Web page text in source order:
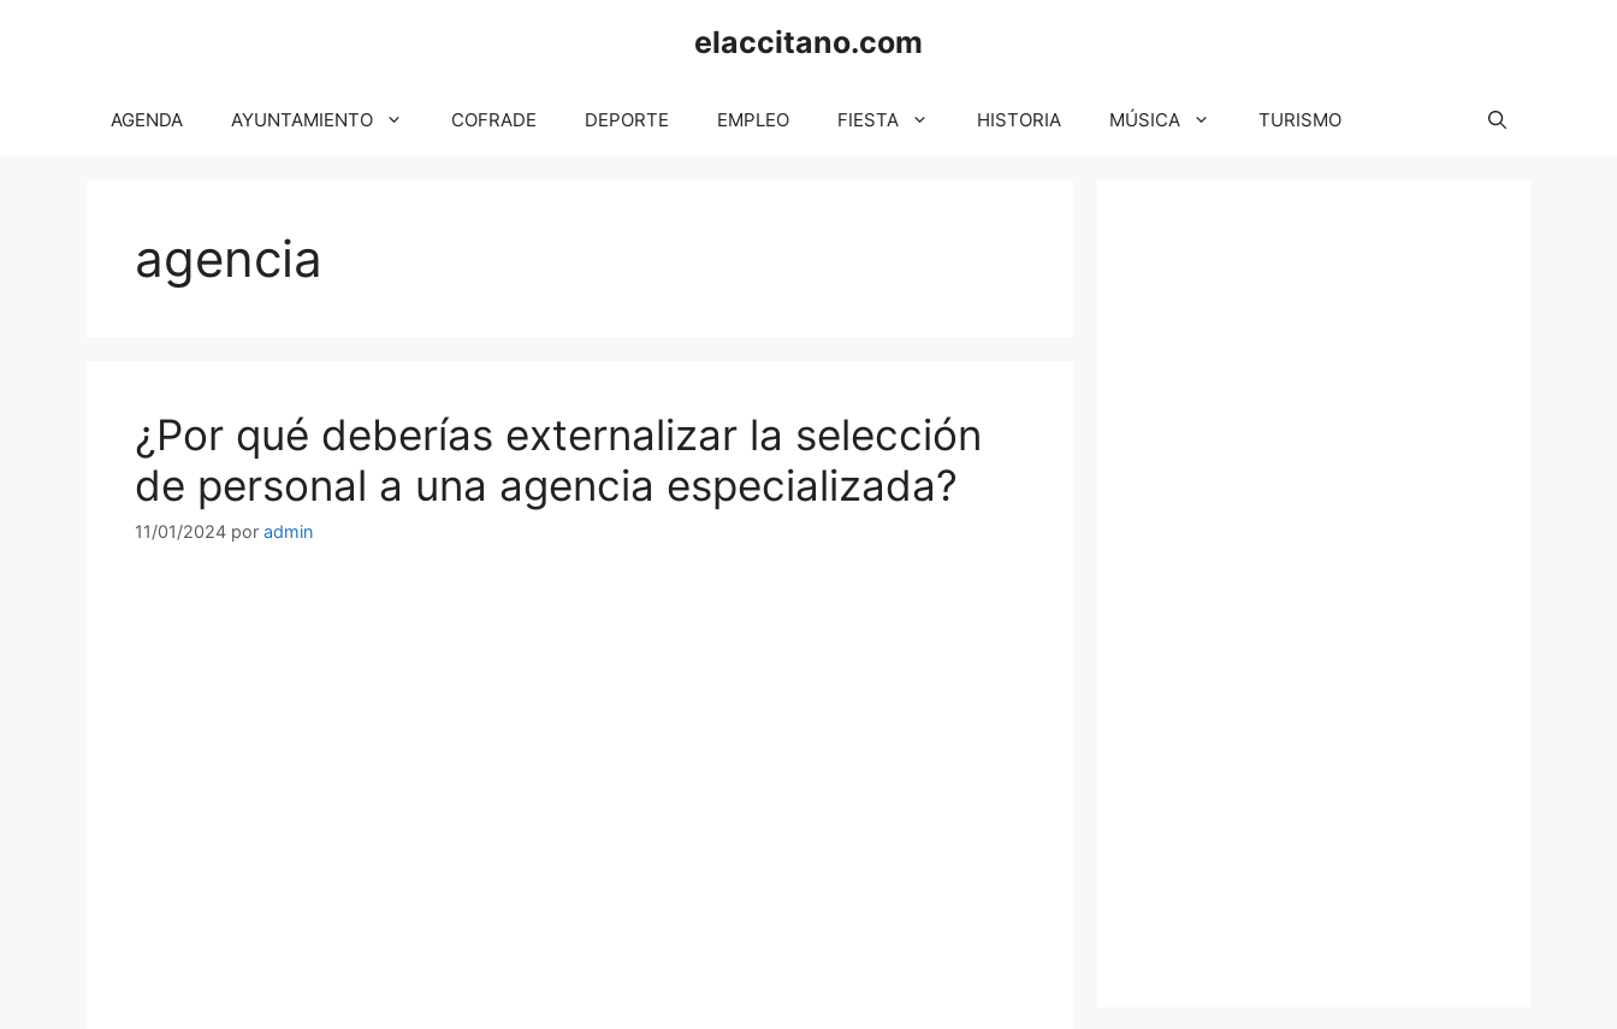
elaccitano.com
AGENDA AYUNTAMIENTO COFRADE DEPORTE EMPLEO FIESTA HISTORIA MÚSICA TURISMO
agencia
¿Por qué deberías externalizar la selección
de personal a una agencia especializada?
11/01/2024 por admin